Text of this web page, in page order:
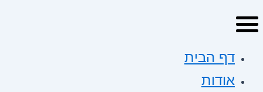
דף הבית
אודות